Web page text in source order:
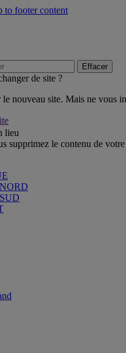
to footer content
Effacer
de site ?
nouveau site. Mais ne vous
lieu
supprimez le contenu de